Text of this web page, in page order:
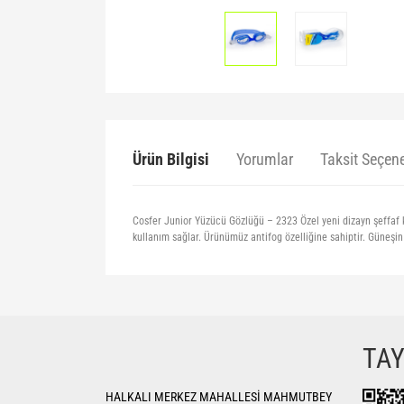
Ürün Bilgisi Yorumlar Taksit
Cosfer Junior Yüzücü Gözlüğü – 2323 Özel yeni dizayn
kullanım sağlar. Ürünümüz antifog özelliğine sahiptir.
Ürün resmi kalitesiz, bozuk veya görüntülenemiyor.
Ürün bilgilerinde hatalar bulunuyor.
HALKALI MERKEZ MAHALLESİ MAHMUTBEY